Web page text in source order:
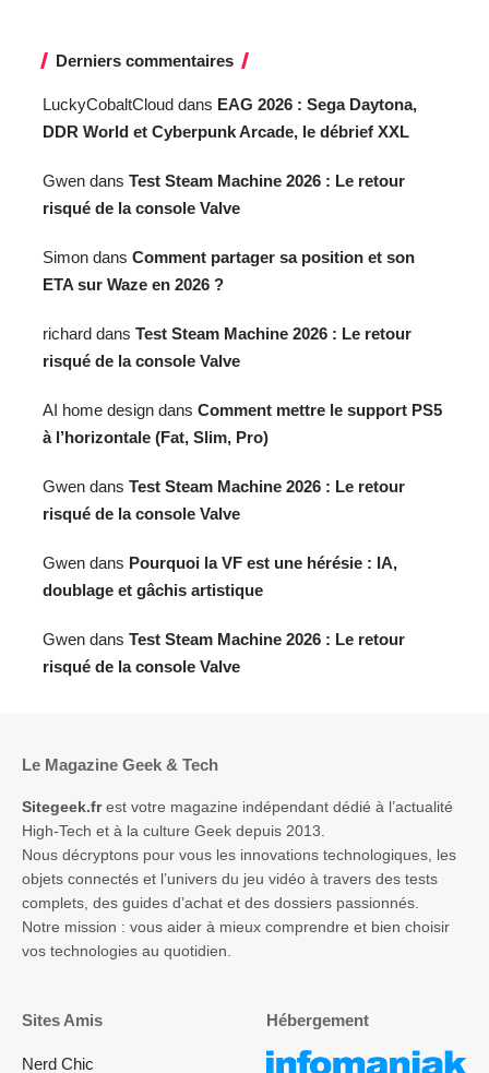
Derniers commentaires
LuckyCobaltCloud dans EAG 2026 : Sega Daytona,
DDR World et Cyberpunk Arcade, le débrief XXL
Gwen dans Test Steam Machine 2026 : Le retour
risqué de la console Valve
Simon dans Comment partager sa position et son
ETA sur Waze en 2026 ?
richard dans Test Steam Machine 2026 : Le retour
risqué de la console Valve
AI home design dans Comment mettre le support PS5
à l’horizontale (Fat, Slim, Pro)
Gwen dans Test Steam Machine 2026 : Le retour
risqué de la console Valve
Gwen dans Pourquoi la VF est une hérésie : IA,
doublage et gâchis artistique
Gwen dans Test Steam Machine 2026 : Le retour
risqué de la console Valve
Le Magazine Geek & Tech
Sitegeek.frest votre magazine indépendant dédié à l’actualité
High-Tech et à la culture Geek depuis 2013.
Nous décryptons pour vous les innovations technologiques, les
objets connectés et l’univers du jeu vidéo à travers des tests
complets, des guides d’achat et des dossiers passionnés.
Notre mission : vous aider à mieux comprendre et bien choisir
vos technologies au quotidien.
Sites Amis
Nerd Chic
Hébergement